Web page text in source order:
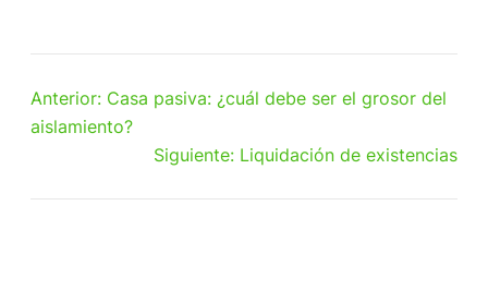
Anterior: Casa pasiva: ¿cuál debe ser el grosor del
aislamiento?
Siguiente: Liquidación de existencias